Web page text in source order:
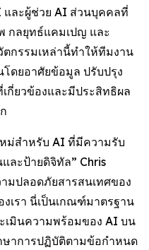
และผู้ช่วย AI ส่วนบุคคลที่
กลยุทธ์แคมเปญ และ
กรรมเหล่านี้ทำให้ทีมงาน
โดยอาศัยข้อมูล ปรับปรุง
กี่ยวข้องและมีประสิทธิผล
ม่สำหรับ AI ที่มีความรับ
ละป้ายดิจิทัล” Chris
มปลอดภัยสารสนเทศของ
เรา นี่เป็นเกณฑ์มาตรฐาน
เมินความพร้อมของ AI บน
ษาการปฏิบัติตามข้อกำหนด